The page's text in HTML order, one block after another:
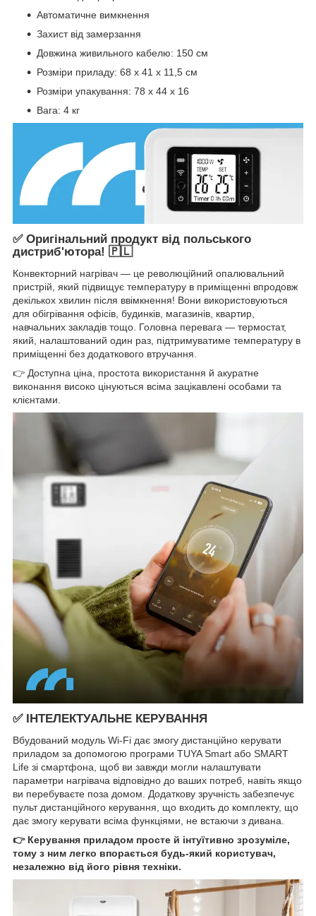
Автоматичне вимкнення
Захист від замерзання
Довжина живильного кабелю: 150 см
Розміри приладу: 68 x 41 x 11,5 см
Розміри упакування: 78 x 44 x 16
Вага: 4 кг
✅ Оригінальний продукт від польського
дистриб'ютора! 🇵🇱
Конвекторний нагрівач — це революційний опалювальний
пристрій, який підвищує температуру в приміщенні впродовж
декількох хвилин після ввімкнення! Вони використовуються
для обігрівання офісів, будинків, магазинів, квартир,
навчальних закладів тощо. Головна перевага — термостат,
який, налаштований один раз, підтримуватиме температуру в
приміщенні без додаткового втручання.
👉 Доступна ціна, простота використання й акуратне
виконання високо цінуються всіма зацікавлені особами та
клієнтами.
✅ ІНТЕЛЕКТУАЛЬНЕ КЕРУВАННЯ
Вбудований модуль Wi-Fi дає змогу дистанційно керувати
приладом за допомогою програми TUYA Smart або SMART
Life зі смартфона, щоб ви завжди могли налаштувати
параметри нагрівача відповідно до ваших потреб, навіть якщо
ви перебуваєте поза домом. Додаткову зручність забезпечує
пульт дистанційного керування, що входить до комплекту, що
дає змогу керувати всіма функціями, не встаючи з дивана.
👉 Керування приладом просте й інтуїтивно зрозуміле,
тому з ним легко впорається будь-який користувач,
незалежно від його рівня техніки.